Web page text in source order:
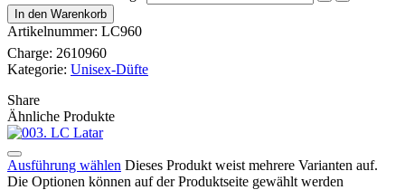
In den Warenkorb
Artikelnummer: LC960
Charge: 2610960
Kategorie: Unisex-Düfte
Share
Ähnliche Produkte
Ausführung wählen Dieses Produkt weist mehrere Varianten auf.
Die Optionen können auf der Produktseite gewählt werden